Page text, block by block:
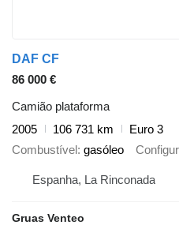
DAF CF
86 000 €
Camião plataforma
2005
106 731 km
Euro 3
Combustível gasóleo
Espanha, La Rinconada
Gruas Venteo